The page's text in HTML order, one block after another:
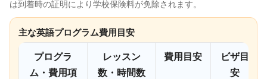
は到着時の証明により学校保険料が免除されます。
主な英語プログラム費用目安
プログラ
ム・費用項
レッスン
数・時間数
費用目安
ビザ目
安